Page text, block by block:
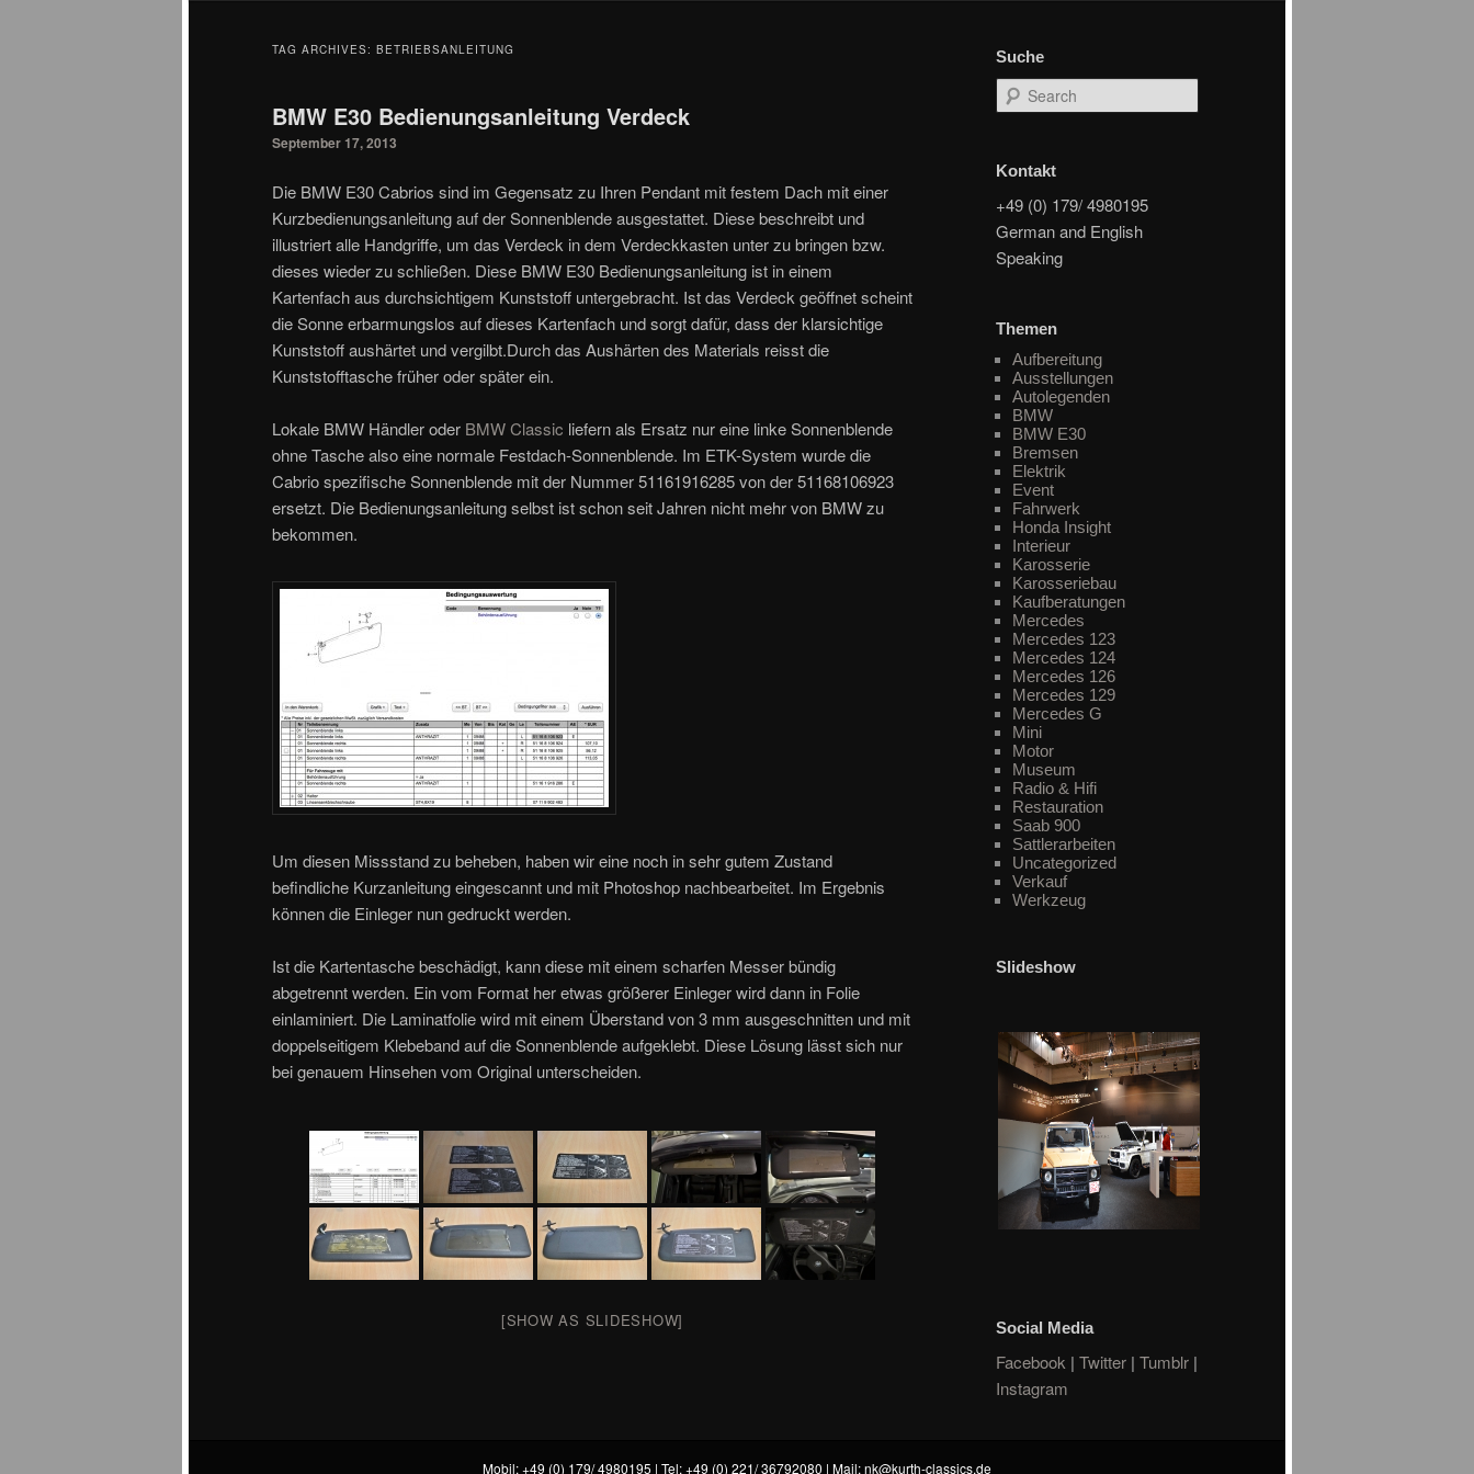
TAG ARCHIVES: BETRIEBSANLEITUNG
BMW E30 Bedienungsanleitung Verdeck
September 17, 2013
Die BMW E30 Cabrios sind im Gegensatz zu Ihren Pendant mit festem Dach mit einer
Kurzbedienungsanleitung auf der Sonnenblende ausgestattet. Diese beschreibt und
illustriert alle Handgriffe, um das Verdeck in dem Verdeckkasten unter zu bringen bzw.
dieses wieder zu schließen. Diese BMW E30 Bedienungsanleitung ist in einem
Kartenfach aus durchsichtigem Kunststoff untergebracht. Ist das Verdeck geöffnet scheint
die Sonne erbarmungslos auf dieses Kartenfach und sorgt dafür, dass der klarsichtige
Kunststoff aushärtet und vergilbt.Durch das Aushärten des Materials reisst die
Kunststofftasche früher oder später ein.
Lokale BMW Händler oder BMW Classic liefern als Ersatz nur eine linke Sonnenblende
ohne Tasche also eine normale Festdach-Sonnenblende. Im ETK-System wurde die
Cabrio spezifische Sonnenblende mit der Nummer 51161916285 von der 51168106923
ersetzt. Die Bedienungsanleitung selbst ist schon seit Jahren nicht mehr von BMW zu
bekommen.
Um diesen Missstand zu beheben, haben wir eine noch in sehr gutem Zustand
befindliche Kurzanleitung eingescannt und mit Photoshop nachbearbeitet. Im Ergebnis
können die Einleger nun gedruckt werden.
Ist die Kartentasche beschädigt, kann diese mit einem scharfen Messer bündig
abgetrennt werden. Ein vom Format her etwas größerer Einleger wird dann in Folie
einlaminiert. Die Laminatfolie wird mit einem Überstand von 3 mm ausgeschnitten und mit
doppelseitigem Klebeband auf die Sonnenblende aufgeklebt. Diese Lösung lässt sich nur
bei genauem Hinsehen vom Original unterscheiden.
[SHOW AS SLIDESHOW]
Suche
Search
Kontakt
+49 (0) 179/ 4980195
German and English
Speaking
Themen
Aufbereitung
Ausstellungen
Autolegenden
BMW
BMW E30
Bremsen
Elektrik
Event
Fahrwerk
Honda Insight
Interieur
Karosserie
Karosseriebau
Kaufberatungen
Mercedes
Mercedes 123
Mercedes 124
Mercedes 126
Mercedes 129
Mercedes G
Mini
Motor
Museum
Radio & Hifi
Restauration
Saab 900
Sattlerarbeiten
Uncategorized
Verkauf
Werkzeug
Slideshow
Social Media
Facebook | Twitter | Tumblr |
Instagram
Mobil: +49 (0) 179/ 4980195 | Tel: +49 (0) 221/ 36792080 | Mail:nk@kurth-classics.de